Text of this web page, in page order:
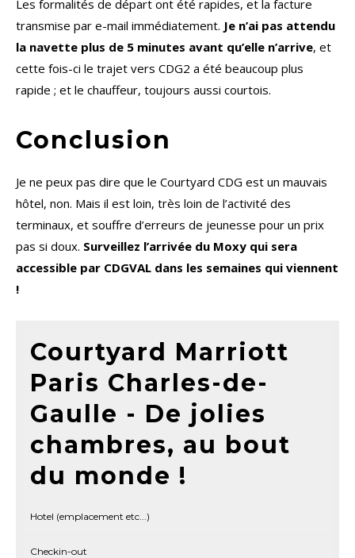
Les formalités de départ ont été rapides, et la facture
transmise par e-mail immédiatement. Je n’ai pas attendu
la navette plus de 5 minutes avant qu’elle n’arrive, et
cette fois-ci le trajet vers CDG2 a été beaucoup plus
rapide ; et le chauffeur, toujours aussi courtois.
Conclusion
Je ne peux pas dire que le Courtyard CDG est un mauvais
hôtel, non. Mais il est loin, très loin de l’activité des
terminaux, et souffre d’erreurs de jeunesse pour un prix
pas si doux. Surveillez l’arrivée du Moxy qui sera
accessible par CDGVAL dans les semaines qui viennent
!
Courtyard Marriott
Paris Charles-de-
Gaulle - De jolies
chambres, au bout
du monde !
Hotel (emplacement etc...)
Checkin-out